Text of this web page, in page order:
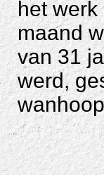
het
maand
van 31
werd,